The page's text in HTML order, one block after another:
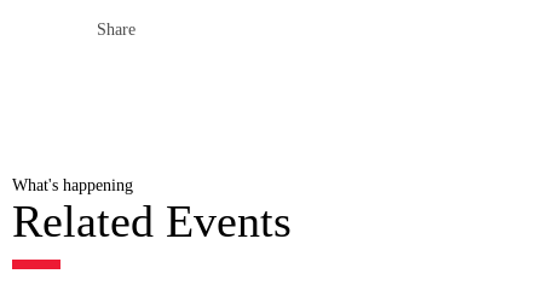
Share
What's happening
Related Events